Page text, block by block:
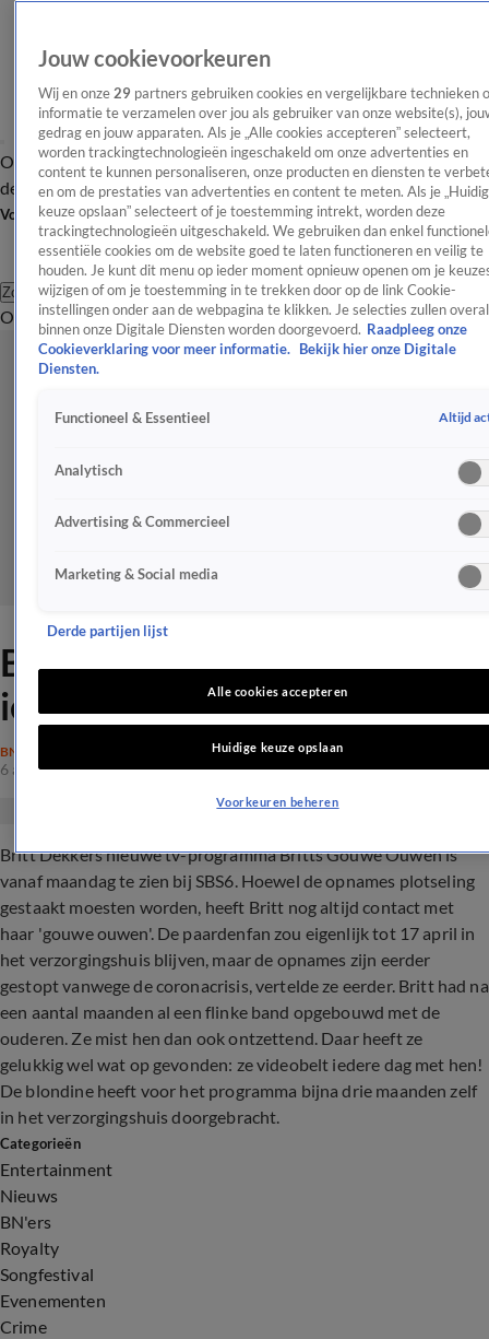
OverzichtAfleveringen Entertainment TV Algemeen
Tip
de redactieNieuwsbrief
Volg Shownieuws
Zoeken
OverzichtEntertainmentSpraakmakendRealityCrimeVideo's
Britt Dekker videobelt nog
iedere dag met ouderen
BN'ERS
6 apr 2020, 20:55
Britt Dekkers nieuwe tv-programma Britts Gouwe Ouwen is
vanaf maandag te zien bij SBS6. Hoewel de opnames plotseling
gestaakt moesten worden, heeft Britt nog altijd contact met
haar 'gouwe ouwen'. De paardenfan zou eigenlijk tot 17 april in
het verzorgingshuis blijven, maar de opnames zijn eerder
gestopt vanwege de coronacrisis, vertelde ze eerder. Britt had na
een aantal maanden al een flinke band opgebouwd met de
ouderen. Ze mist hen dan ook ontzettend. Daar heeft ze
gelukkig wel wat op gevonden: ze videobelt iedere dag met hen!
De blondine heeft voor het programma bijna drie maanden zelf
in het verzorgingshuis doorgebracht.
Categorieën
Entertainment
Nieuws
BN'ers
Royalty
Songfestival
Evenementen
Crime
Jouw cookievoorkeuren
Wij en onze 29 partners gebruiken cookies en vergelijkbare technieken
informatie te verzamelen over jou als gebruiker van onze website(s),
gedrag en jouw apparaten. Als je „Alle cookies accepteren” selecteert,
worden trackingtechnologieën ingeschakeld om onze advertenties en
content te kunnen personaliseren, onze producten en diensten te
en om de prestaties van advertenties en content te meten. Als je
keuze opslaan” selecteert of je toestemming intrekt, worden deze
trackingtechnologieën uitgeschakeld. We gebruiken dan enkel
essentiële cookies om de website goed te laten functioneren en veilig te
houden. Je kunt dit menu op ieder moment opnieuw openen om je
wijzigen of om je toestemming in te trekken door op de link Cookie-
instellingen onder aan de webpagina te klikken. Je selecties zullen overal
binnen onze Digitale Diensten worden doorgevoerd. Raadpleeg onze
Cookieverklaring voor meer informatie.
Bekijk hier onze Digitale
Diensten.
Functioneel & Essentieel Altijd
Analytisch
Advertising & Commercieel
Marketing & Social media
Derde partijen lijst
Alle cookies accepteren
Huidige keuze opslaan
Voorkeuren beheren